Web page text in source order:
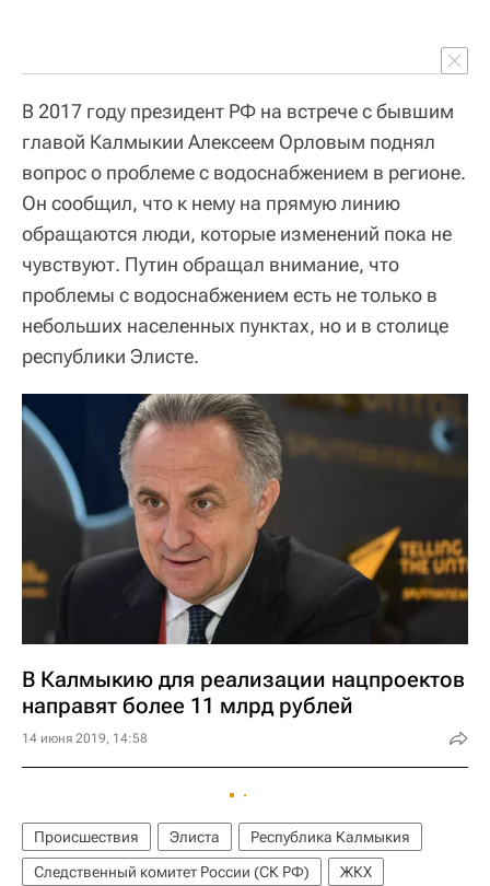
В 2017 году президент РФ на встрече с бывшим
главой Калмыкии Алексеем Орловым поднял
вопрос о проблеме с водоснабжением в регионе.
Он сообщил, что к нему на прямую линию
обращаются люди, которые изменений пока не
чувствуют. Путин обращал внимание, что
проблемы с водоснабжением есть не только в
небольших населенных пунктах, но и в столице
республики Элисте.
В Калмыкию для реализации нацпроектов
направят более 11 млрд рублей
14 июня 2019, 14:58
Происшествия Элиста
Республика Калмыкия
Следственный комитет России (СК РФ)
ЖКХ